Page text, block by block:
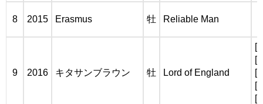
8 2015 Erasmus 牡 Reliable Man
9 2016 キタサンブラウン 牡 Lord of England
[
[
[